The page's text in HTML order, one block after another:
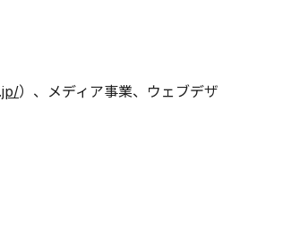
）、メディア事業、ウェブデザ